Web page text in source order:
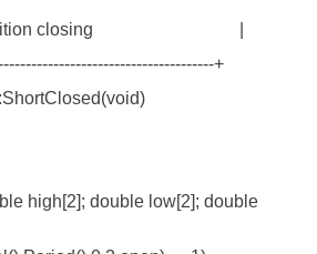
position closing |
+
high[2]; double low[2]; double